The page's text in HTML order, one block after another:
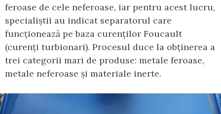
feroase de cele neferoase, iar pentru acest lucru,
specialiștii au indicat separatorul care
funcționează pe baza curenților Foucault
(curenți turbionari). Procesul duce la obținerea a
trei categorii mari de produse: metale feroase,
metale neferoase și materiale inerte.